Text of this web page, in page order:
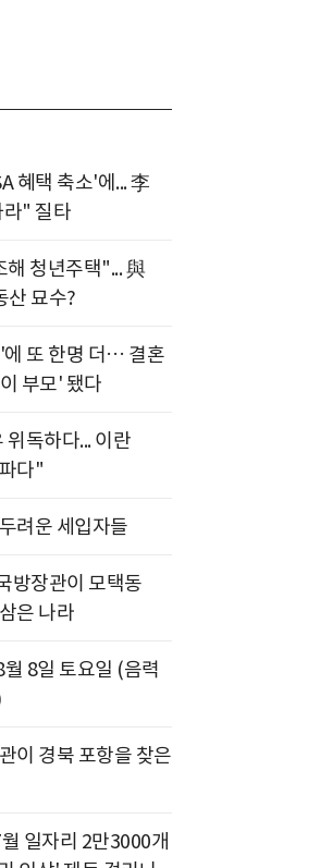
혜택 축소'에... 李
" 질타
해 청년주택"... 與
산 묘수?
또 한명 더… 결혼
부모' 됐다
독하다... 이란
다"
려운 세입자들
방장관이 모택동
은 나라
8일 토요일 (음력
이 경북 포항을 찾은
일자리 2만3000개